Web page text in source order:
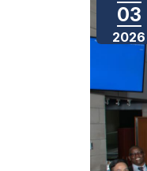
03
2026